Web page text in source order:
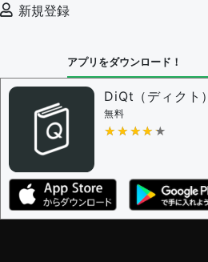
新規登録
アプリをダウンロード！
DiQt（ディクト）
無料
★★★★★
★★★★★